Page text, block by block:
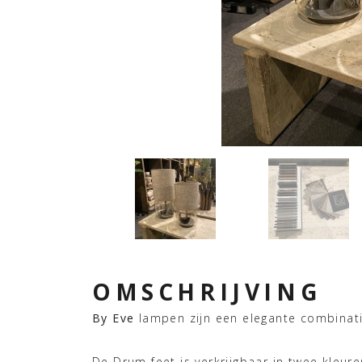
OMSCHRIJVING
By Eve lampen zijn een elegante